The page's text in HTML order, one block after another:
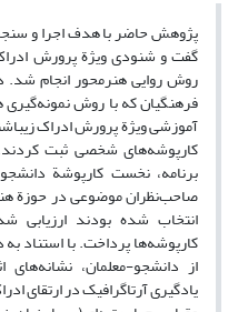
پژوهش حاضر با هدف اجرا و
گفت و شنودی ویژة پرورش
روش روایی هنرمحور انجام شد.
فرهنگیان که با روش
آموزشی ویژة پرورش ادراک
کارپوشه‌های شخصی ثبت
برنامه، نخست کارپوشة
صاحب‌نظران موضوعی در حوزة
انتخاب شده بودند ارزیابی
کارپوشه‌ها پرداخت. با استناد
از دانشجو-معلمان،
یادگیری آرتاگرافیک در ارتقای